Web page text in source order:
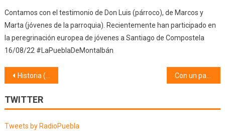
Contamos con el testimonio de Don Luis (párroco), de Marcos y
Marta (jóvenes de la parroquia). Recientemente han participado en
la peregrinación europea de jóvenes a Santiago de Compostela
16/08/22 #LaPueblaDeMontalbán
Navegación
de
entradas
Historia (31/03/25)
TWITTER
Tweets by RadioPuebla